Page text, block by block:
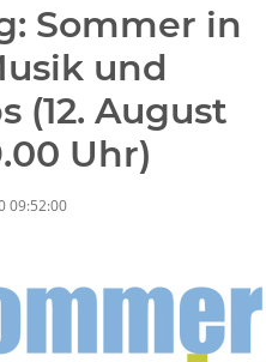
Sommer in
und
(12. August
Uhr)
09:52:00